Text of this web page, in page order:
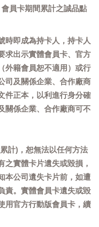
員卡期間累計之誠品點
時即成為持卡人，持卡人
求出示實體會員卡、官方
外籍會員恕不適用）或行
司及關係企業、合作廠商
件正本，以利進行身分確
關係企業、合作廠商可不
計)，恕無法以任何方法
之實體卡片遺失或毀損，
本公司遺失卡片前，如遭
責。實體會員卡遺失或毀
用官方行動版會員卡，續